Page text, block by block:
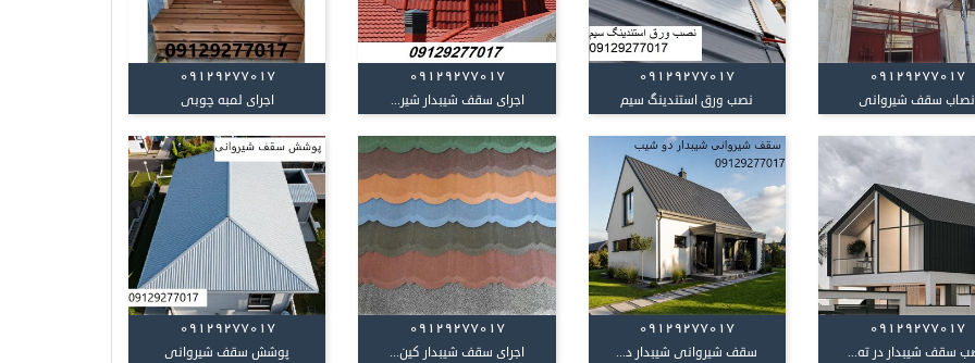
09129277017
نصاب سقف شیروانی
09129277017
نصب ورق استندینگ سیم
09129277017
اجرای سقف شیبدار شیر...
09129277017
اجرای لمبه چوبی
09129277017
سقف شیبدار در ته...
09129277017
سقف شیروانی شیبدار د...
09129277017
اجرای سقف شیبدار کین...
09129277017
پوشش سقف شیروانی